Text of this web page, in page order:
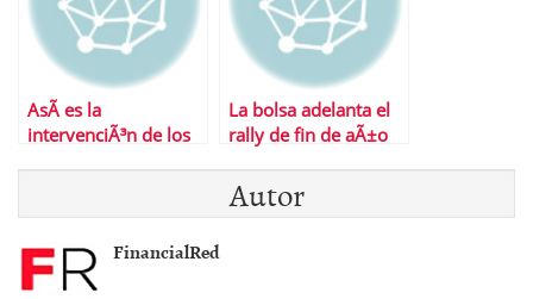
AsÃ­ es la
intervenciÃ³n de los
La bolsa adelanta el
rally de fin de aÃ±o
Autor
FinancialRed